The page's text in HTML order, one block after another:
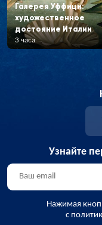
Галерея Уффици:
художественное
достояние Италии
3 часа
Узнайте
Нажимая
с